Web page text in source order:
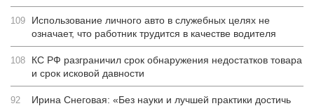
109
Использование личного авто в служебных целях не
означает, что работник трудится в качестве водителя
108
КС РФ разграничил срок обнаружения недостатков товара
и срок исковой давности
92
Ирина Снеговая: «Без науки и лучшей практики достичь